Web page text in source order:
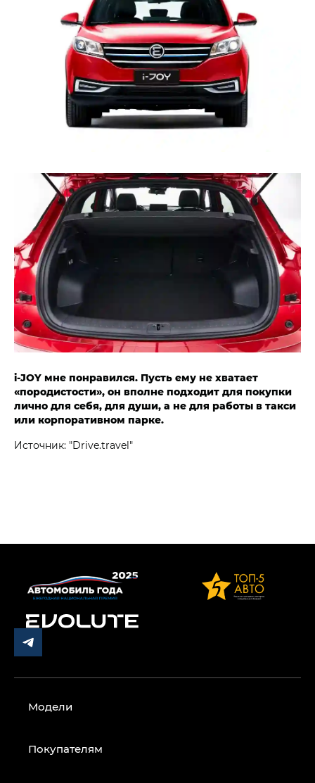
i‑JOY мне понравился. Пусть ему не хватает
«породистости», он вполне подходит для покупки
лично для себя, для души, а не для работы в такси
или корпоративном парке.
Источник: "Drive.travel"
Модели
Покупателям